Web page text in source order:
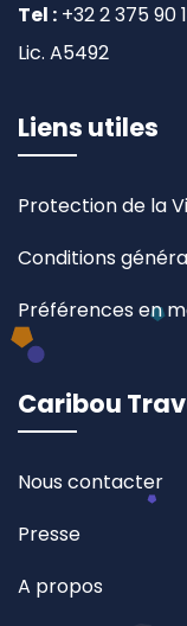
Tel : +32 2 375 90
Lic. A5492
Liens utiles
Protection de la
Conditions
Préférences en
Caribou
Nous contacter
Presse
A propos